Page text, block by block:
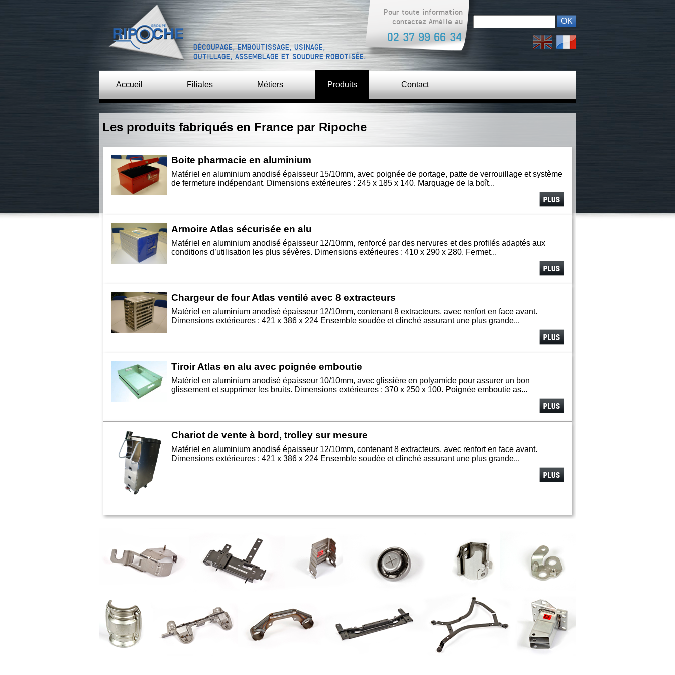
Pour toute information
contactez Amélie au
02 37 99 66 34
DÉCOUPAGE, EMBOUTISSAGE, USINAGE,
OUTILLAGE, ASSEMBLAGE ET SOUDURE ROBOTISÉE.
Formulaire de
recherche
English Français
Accueil Filiales Métiers Produits Contact
Les produits fabriqués en France par Ripoche
Boite pharmacie en aluminium
Matériel en aluminium anodisé épaisseur 15/10mm, avec poignée de portage, patte de verrouillage et système
de fermeture indépendant. Dimensions extérieures : 245 x 185 x 140. Marquage de la boît...
Voir
plus
Armoire Atlas sécurisée en alu
Matériel en aluminium anodisé épaisseur 12/10mm, renforcé par des nervures et des profilés adaptés aux
conditions d’utilisation les plus sévères. Dimensions extérieures : 410 x 290 x 280. Fermet...
Voir
plus
Chargeur de four Atlas ventilé avec 8 extracteurs
Matériel en aluminium anodisé épaisseur 12/10mm, contenant 8 extracteurs, avec renfort en face avant.
Dimensions extérieures : 421 x 386 x 224 Ensemble soudée et clinché assurant une plus grande...
Voir
plus
Tiroir Atlas en alu avec poignée emboutie
Matériel en aluminium anodisé épaisseur 10/10mm, avec glissière en polyamide pour assurer un bon
glissement et supprimer les bruits. Dimensions extérieures : 370 x 250 x 100. Poignée emboutie as...
Voir
plus
Chariot de vente à bord, trolley sur mesure
Matériel en aluminium anodisé épaisseur 12/10mm, contenant 8 extracteurs, avec renfort en face avant.
Dimensions extérieures : 421 x 386 x 224 Ensemble soudée et clinché assurant une plus grande...
Voir
plus